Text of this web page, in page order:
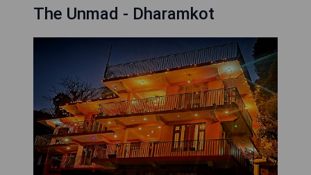
The Unmad - Dharamkot